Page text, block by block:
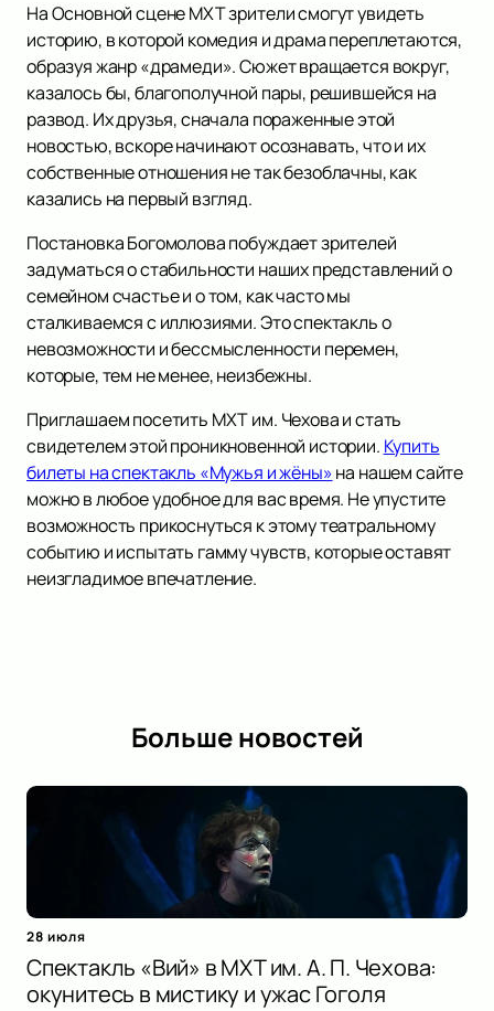
На Основной сцене МХТ зрители смогут увидеть
историю, в которой комедия и драма переплетаются,
образуя жанр «драмеди». Сюжет вращается вокруг,
казалось бы, благополучной пары, решившейся на
развод. Их друзья, сначала пораженные этой
новостью, вскоре начинают осознавать, что и их
собственные отношения не так безоблачны, как
казались на первый взгляд.
Постановка Богомолова побуждает зрителей
задуматься о стабильности наших представлений о
семейном счастье и о том, как часто мы
сталкиваемся с иллюзиями. Это спектакль о
невозможности и бессмысленности перемен,
которые, тем не менее, неизбежны.
Приглашаем посетить МХТ им. Чехова и стать
свидетелем этой проникновенной истории. Купить
билеты на спектакль «Мужья и жёны»на нашем сайте
можно в любое удобное для вас время. Не упустите
возможность прикоснуться к этому театральному
событию и испытать гамму чувств, которые оставят
неизгладимое впечатление.
Больше новостей
28 июля
Спектакль «Вий» в МХТ им. А. П. Чехова:
окунитесь в мистику и ужас Гоголя